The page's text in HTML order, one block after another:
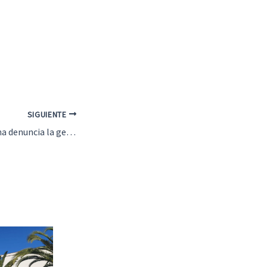
SIGUIENTE
El PSOE de Archidona denuncia la gestión del PP en el Ayuntamiento y respalda a los trabajadores municipales